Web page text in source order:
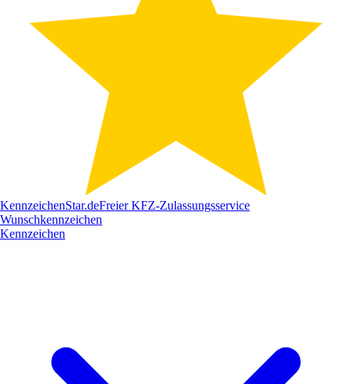
KennzeichenStar.deFreier KFZ-Zulassungsservice
Wunschkennzeichen
Kennzeichen